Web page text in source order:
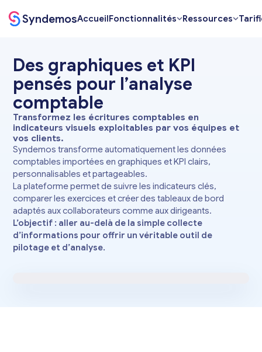
SyndemosAccueilFonctionnalités Ressources
Chiffre d’affaires
Mai
Comparaison exercices
Chiffre d’affaires
Des graphiques et KPI
pensés pour l’analyse
comptable
Transformez les écritures comptables en
indicateurs visuels exploitables par vos équipes et
vos clients.
Syndemos transforme automatiquement les données
comptables importées en graphiques et KPI clairs,
personnalisables et partageables.
La plateforme permet de suivre les indicateurs clés,
comparer les exercices et créer des tableaux de bord
adaptés aux collaborateurs comme aux dirigeants.
L’objectif : aller au-delà de la simple collecte
d’informations pour offrir un véritable outil de
pilotage et d’analyse.